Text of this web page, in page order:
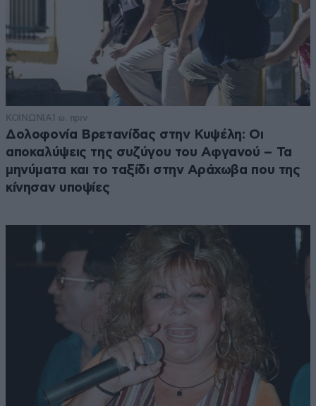
ΚΟΙΝΩΝΙΑ1 ω. πριν
Δολοφονία Βρετανίδας στην Κυψέλη: Οι
αποκαλύψεις της συζύγου του Αφγανού – Τα
μηνύματα και το ταξίδι στην Αράχωβα που της
κίνησαν υποψίες